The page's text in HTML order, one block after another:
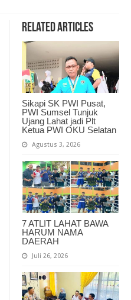
Related Articles
Sikapi SK PWI Pusat,
PWI Sumsel Tunjuk
Ujang Lahat jadi Plt
Ketua PWI OKU Selatan
Agustus 3, 2026
7 ATLIT LAHAT BAWA
HARUM NAMA
DAERAH
Juli 26, 2026